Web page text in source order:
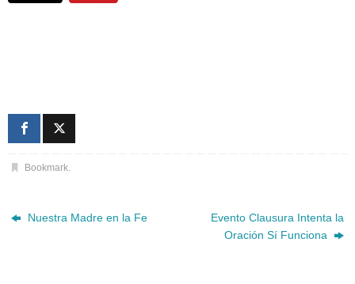
Bookmark.
Nuestra Madre en la Fe
Evento Clausura Intenta la
Oración Sí Funciona